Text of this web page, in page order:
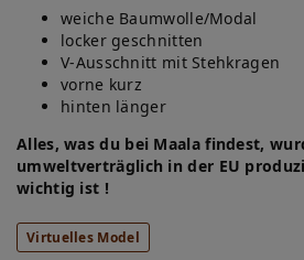
weiche Baumwolle/Modal
locker geschnitten
V-Ausschnitt mit Stehkragen
vorne kurz
hinten länger
Alles, was du bei Maala findest,
umweltverträglich in der EU
wichtig ist !
Virtuelles Model